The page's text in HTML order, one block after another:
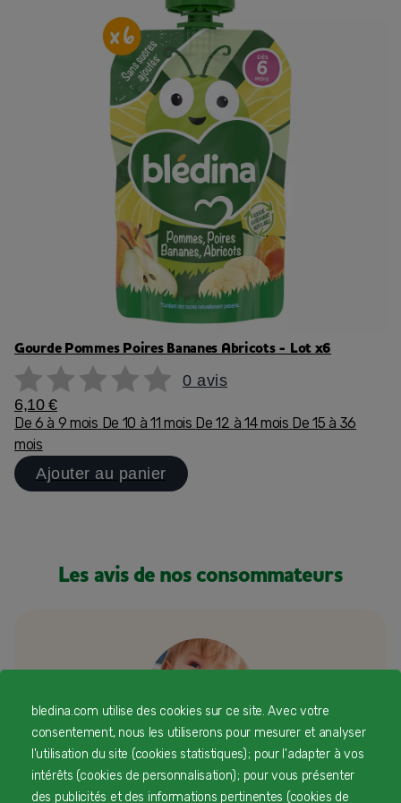
Gourde Pommes Poires Bananes Abricots - Lot x6
0 avis
6,10 €
De 6 à 9 mois De 10 à 11 mois De 12 à 14 mois De 15 à 36
mois
Ajouter au panier
Les avis de nos consommateurs
bledina.com utilise des cookies sur ce site. Avec votre
consentement, nous les utiliserons pour mesurer et analyser
l'utilisation du site (cookies statistiques) ; pour l'adapter à vos
intérêts (cookies de personnalisation) ; pour vous présenter
des publicités et des informations pertinentes (cookies de